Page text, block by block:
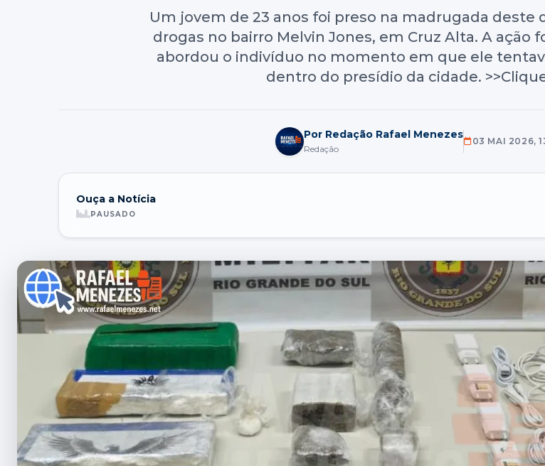
Um jovem de 23 anos foi preso na madrugada
drogas no bairro Melvin Jones, em Cruz Alta. A ação
abordou o indivíduo no momento em que ele
dentro do presídio da cidade.
Por Redação Rafael Menezes
Redação
03 MAI 2026,
Ouça a Notícia
PAUSADO